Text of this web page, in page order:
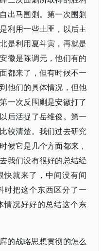
出马围剿。第一次围剿
利用一些土匪，以后主
是利用夏斗寅，再就是
徽是陈调元，他们有的
都来了，但有时候不一
他们的具体情况，但他
一次反围剿是安徽打了
后活捉了岳维俊。第一
较清楚。我们过去研究
候它是几个方面都来，
我们没有很好的总结经
快就来了，中间没有间
时把这个东西区分了一
情况好好的总结这个东
的战略思想贯彻的怎么